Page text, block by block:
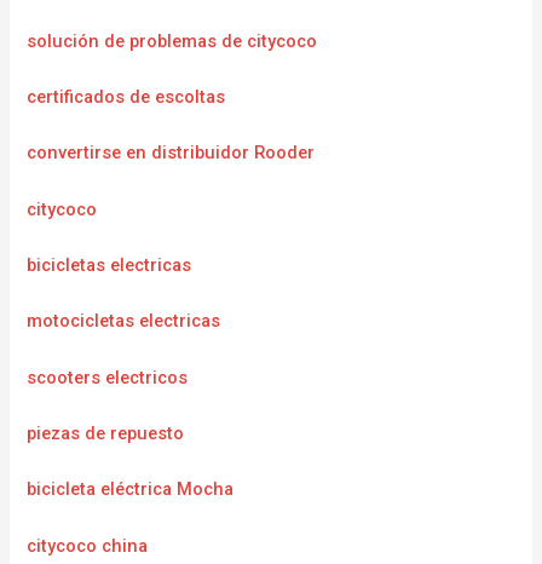
solución de problemas de citycoco
certificados de escoltas
convertirse en distribuidor Rooder
citycoco
bicicletas electricas
motocicletas electricas
scooters electricos
piezas de repuesto
bicicleta eléctrica Mocha
citycoco china